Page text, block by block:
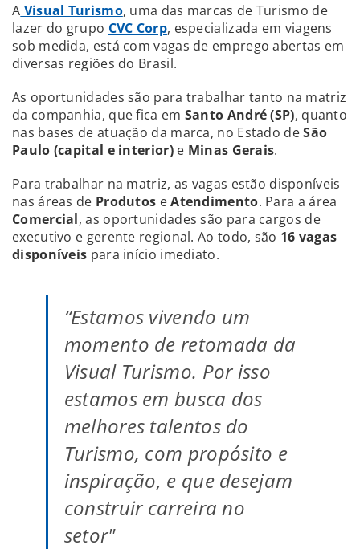
A Visual Turismo, uma das marcas de Turismo de
lazer do grupo CVC Corp, especializada em viagens
sob medida, está com vagas de emprego abertas em
diversas regiões do Brasil.
As oportunidades são para trabalhar tanto na matriz
da companhia, que fica em Santo André (SP), quanto
nas bases de atuação da marca, no Estado deSão
Paulo (capital e interior)e Minas Gerais.
Para trabalhar na matriz, as vagas estão disponíveis
nas áreas de Produtos eAtendimento. Para a área
Comercial, as oportunidades são para cargos de
executivo e gerente regional. Ao todo, são 16 vagas
disponíveis para início imediato.
“Estamos vivendo um
momento de retomada da
Visual Turismo. Por isso
estamos em busca dos
melhores talentos do
Turismo, com propósito e
inspiração, e que desejam
construir carreira no
setor"